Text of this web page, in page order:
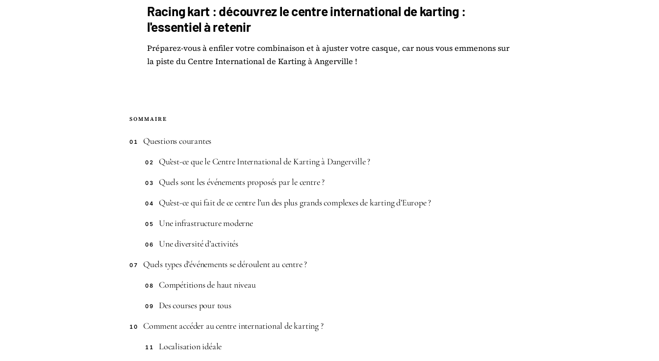
Racing kart : découvrez le centre international de karting :
l'essentiel à retenir
Préparez-vous à enfiler votre combinaison et à ajuster votre casque, car nous vous emmenons sur
la piste du Centre International de Karting à Angerville !
SOMMAIRE
01 Questions courantes
02 Qu’est-ce que le Centre International de Karting à Dangerville ?
03 Quels sont les événements proposés par le centre ?
04 Qu’est-ce qui fait de ce centre l’un des plus grands complexes de karting d’Europe ?
05 Une infrastructure moderne
06 Une diversité d’activités
07 Quels types d’événements se déroulent au centre ?
08 Compétitions de haut niveau
09 Des courses pour tous
10 Comment accéder au centre international de karting ?
11 Localisation idéale